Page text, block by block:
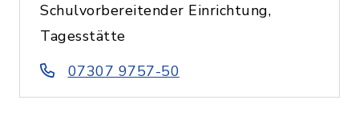
Schulvorbereitender Einrichtung,
Tagesstätte
07307 9757-50